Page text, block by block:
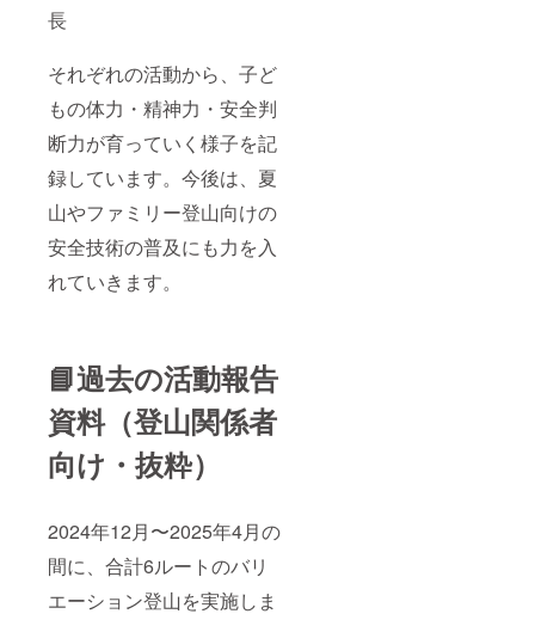
長
それぞれの活動から、子ど
もの体力・精神力・安全判
断力が育っていく様子を記
録しています。今後は、夏
山やファミリー登山向けの
安全技術の普及にも力を入
れていきます。
📘過去の活動報告
資料（登山関係者
向け・抜粋）
2024年12月〜2025年4月の
間に、合計6ルートのバリ
エーション登山を実施しま